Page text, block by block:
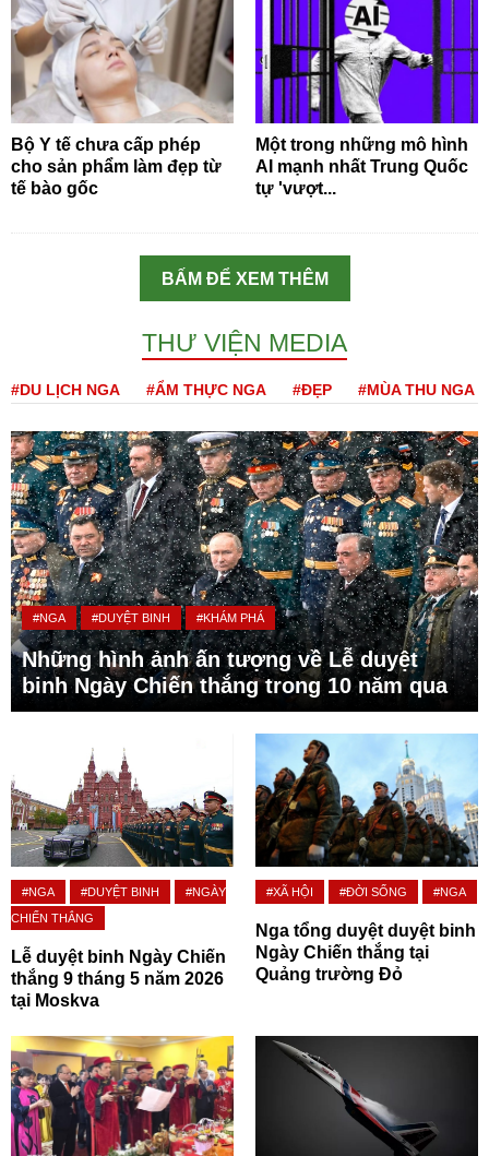
Bộ Y tế chưa cấp phép
cho sản phẩm làm đẹp từ
tế bào gốc
Một trong những mô hình
AI mạnh nhất Trung Quốc
tự 'vượt...
BẤM ĐỂ XEM THÊM
THƯ VIỆN MEDIA
#DU LỊCH NGA #ẨM THỰC NGA #ĐẸP #MÙA THU NGA
#NGA #DUYỆT BINH #KHÁM PHÁ
Những hình ảnh ấn tượng về Lễ duyệt
binh Ngày Chiến thắng trong 10 năm qua
#NGA #DUYỆT BINH
#NGÀY
CHIẾN THẮNG
Lễ duyệt binh Ngày Chiến
thắng 9 tháng 5 năm 2026
tại Moskva
#XÃ HỘI #ĐỜI SỐNG #NGA
Nga tổng duyệt duyệt binh
Ngày Chiến thắng tại
Quảng trường Đỏ